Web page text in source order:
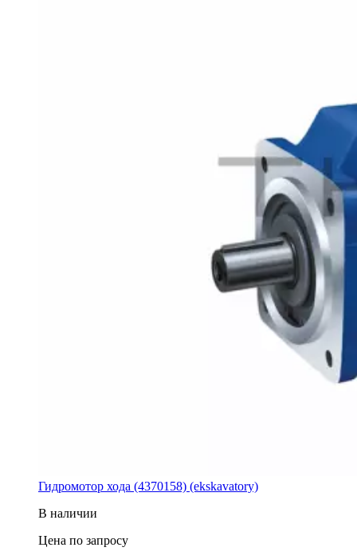
Гидромотор хода (4370158) (ekskavatory)
В наличии
Цена по запросу